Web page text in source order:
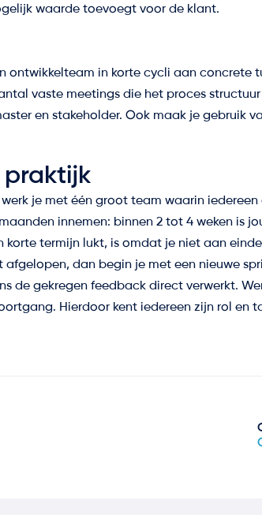
waarde toevoegt voor de klant.
ontwikkelteam in korte cycli aan concrete
vaste meetings die het proces
en stakeholder. Ook maak je gebruik
praktijk
je met één groot team waarin
innemen: binnen 2 tot 4 weken is
korte termijn lukt, is omdat je niet aan
afgelopen, dan begin je met een nieuwe
de gekregen feedback direct verwerkt.
Hierdoor kent iedereen zijn rol en